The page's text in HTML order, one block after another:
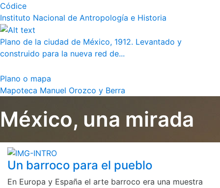
Códice
Instituto Nacional de Antropología e Historia
Plano de la ciudad de México, 1912. Levantado y
construido para la nueva red de...
Plano o mapa
Mapoteca Manuel Orozco y Berra
México, una mirada
Un barroco para el pueblo
En Europa y España el arte barroco era una muestra